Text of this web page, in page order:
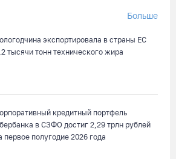
Больше
экспортировала в страны ЕС
тысячи тонн технического жира
кредитный портфель
в СЗФО достиг 2,29 трлн рублей
первое полугодие 2026 года